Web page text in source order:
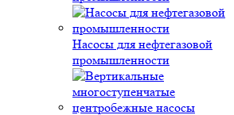
Насосы для нефтегазовой
промышленности